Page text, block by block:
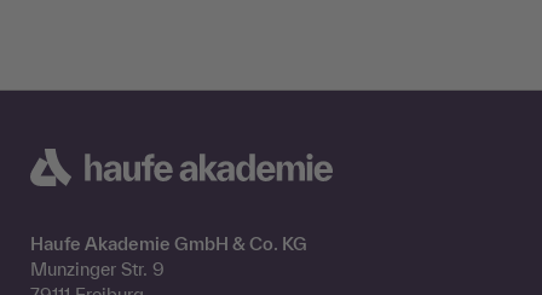
Haufe Akademie GmbH & Co. KG
Munzinger Str. 9